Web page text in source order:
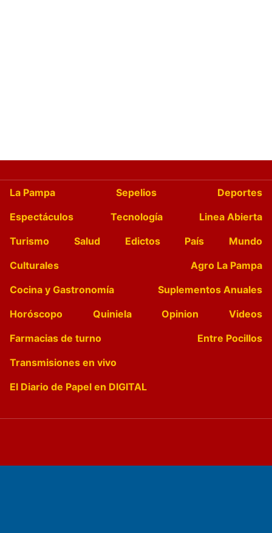
La Pampa Sepelios
Deportes
Espectáculos
Tecnología
Linea Abierta
Turismo
Salud Edictos País
Mundo
Culturales
Agro La Pampa
Cocina y Gastronomía
Suplementos Anuales
Horóscopo
Quiniela Opinion
Videos
Farmacias de turno
Entre Pocillos
Transmisiones en vivo
El Diario de Papel en DIGITAL